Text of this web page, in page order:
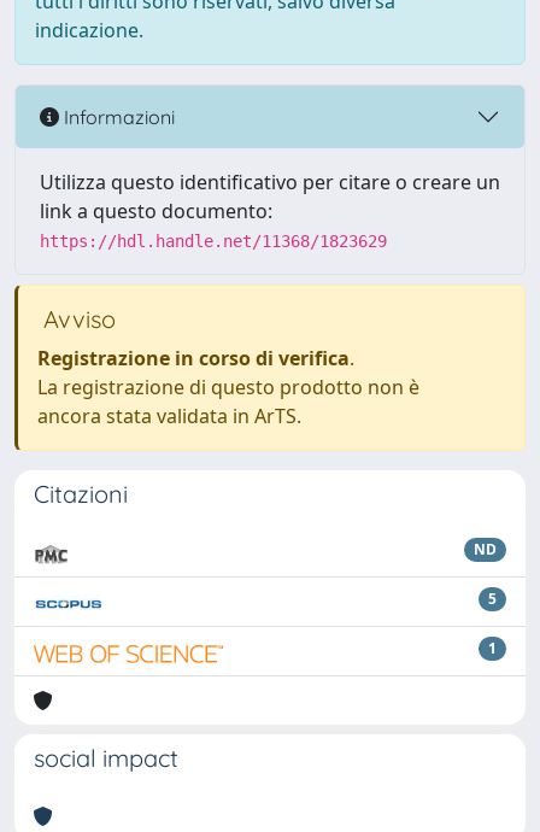
indicazione.
Informazioni
Utilizza questo identificativo per citare o creare un
link a questo documento:
https://hdl.handle.net/11368/1823629
Avviso
Registrazione in corso di verifica.
La registrazione di questo prodotto non è
ancora stata validata in ArTS.
Citazioni
ND
5
1
social impact